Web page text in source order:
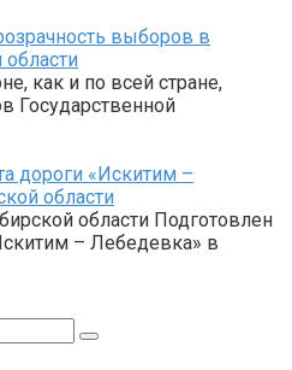
выборов в
как и по всей стране,
Государственной
дороги «Искитим –
области
области Подготовлен
– Лебедевка» в